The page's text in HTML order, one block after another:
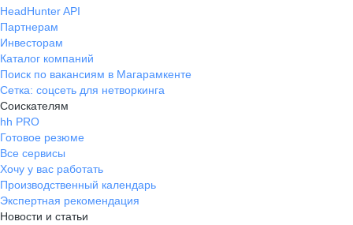
HeadHunter API
Партнерам
Инвесторам
Каталог компаний
Поиск по вакансиям в Магарамкенте
Сетка: соцсеть для нетворкинга
Соискателям
hh PRO
Готовое резюме
Все сервисы
Хочу у вас работать
Производственный календарь
Экспертная рекомендация
Новости и статьи